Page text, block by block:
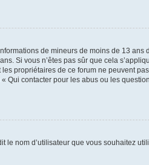
de mineurs de moins de 13 ans
Si vous n’êtes pas sûr que cela
propriétaires de ce forum ne peuvent
Qui contacter pour les abus ou les
le nom d’utilisateur que vous souhaitez